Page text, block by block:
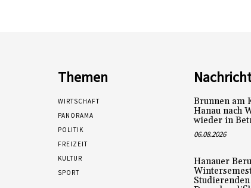
Themen
WIRTSCHAFT
PANORAMA
POLITIK
FREIZEIT
KULTUR
SPORT
Brunnen am
Hanau nach
wieder in
06.08.2026
Hanauer